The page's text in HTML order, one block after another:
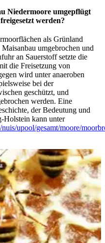
Niedermoore umgepflügt
werden?
als Grünland
umgebrochen und
an Sauerstoff setzte die
die Freisetzung von
wird unter anaeroben
bei der
geschützt, und
werden. Eine
der Bedeutung und
Holstein kann unter
upool/gesamt/moore/